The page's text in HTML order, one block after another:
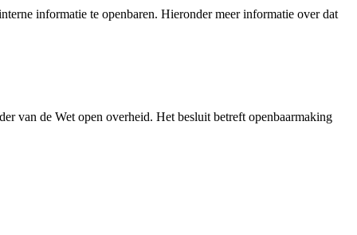
informatie te openbaren. Hieronder meer informatie over dat
van de Wet open overheid. Het besluit betreft openbaarmaking